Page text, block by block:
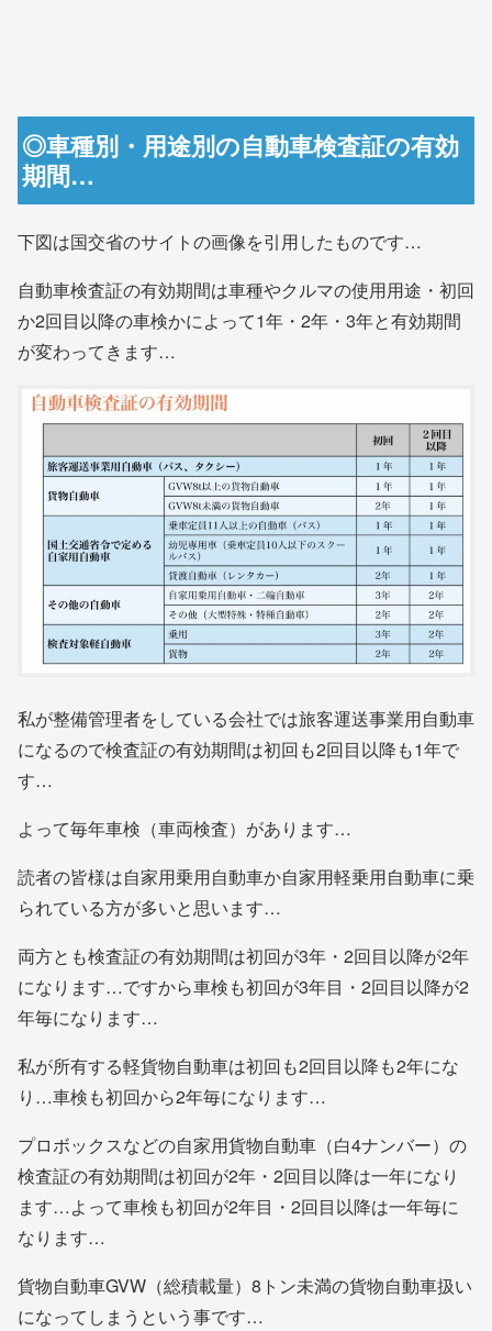
◎車種別・用途別の自動車検査証の有効
期間…
下図は国交省のサイトの画像を引用したものです…
自動車検査証の有効期間は車種やクルマの使用用途・初回
か2回目以降の車検かによって1年・2年・3年と有効期間
が変わってきます…
私が整備管理者をしている会社では旅客運送事業用自動車
になるので検査証の有効期間は初回も2回目以降も1年で
す…
よって毎年車検（車両検査）があります…
読者の皆様は自家用乗用自動車か自家用軽乗用自動車に乗
られている方が多いと思います…
両方とも検査証の有効期間は初回が3年・2回目以降が2年
になります…ですから車検も初回が3年目・2回目以降が2
年毎になります…
私が所有する軽貨物自動車は初回も2回目以降も2年にな
り…車検も初回から2年毎になります…
プロボックスなどの自家用貨物自動車（白4ナンバー）の
検査証の有効期間は初回が2年・2回目以降は一年になり
ます…よって車検も初回が2年目・2回目以降は一年毎に
なります…
貨物自動車GVW（総積載量）8トン未満の貨物自動車扱い
になってしまうという事です…